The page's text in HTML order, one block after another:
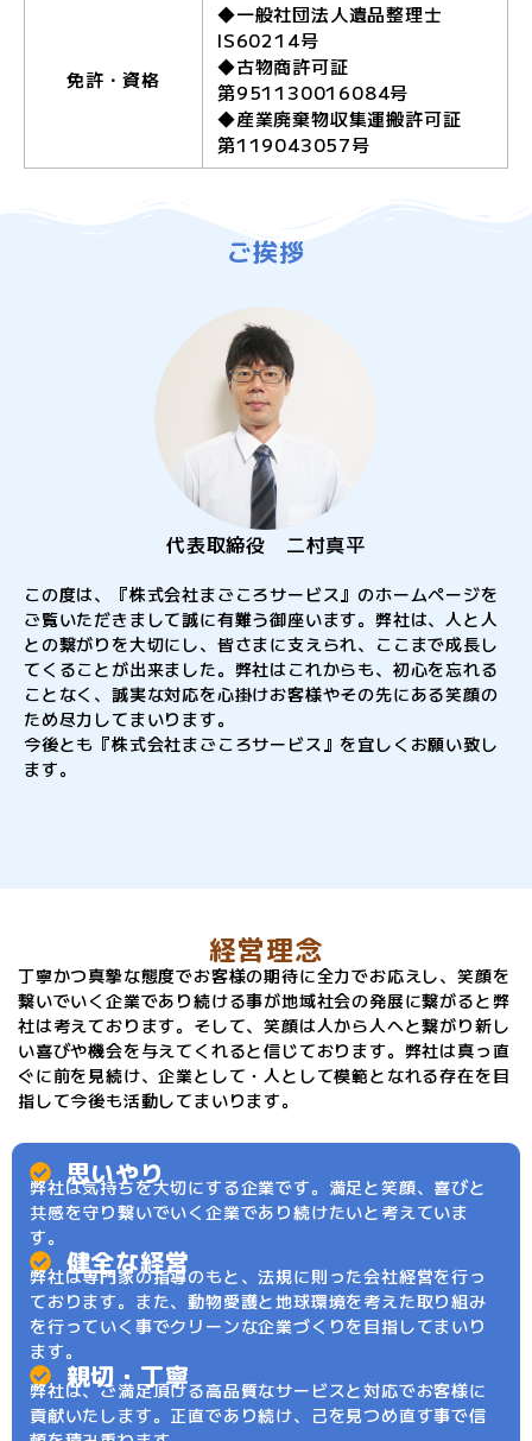
免許・資格
◆一般社団法人遺品整理士
IS60214号
◆古物商許可証
第951130016084号
◆産業廃棄物収集運搬許可証
第119043057号
ご挨拶
この度は、『株式会社まごころサービス』のホームページを
ご覧いただきまして誠に有難う御座います。弊社は、人と人
との繋がりを大切にし、皆さまに支えられ、ここまで成長し
てくることが出来ました。弊社はこれからも、初心を忘れる
ことなく、誠実な対応を心掛けお客様やその先にある笑顔の
ため尽力してまいります。
今後とも『株式会社まごころサービス』を宜しくお願い致し
ます。
代表取締役 二村真平
経営理念
丁寧かつ真摯な態度でお客様の期待に全力でお応えし、笑顔を
繋いでいく企業であり続ける事が地域社会の発展に繋がると弊
社は考えております。そして、笑顔は人から人へと繋がり新し
い喜びや機会を与えてくれると信じております。弊社は真っ直
ぐに前を見続け、企業として・人として模範となれる存在を目
指して今後も活動してまいります。
思いやり
弊社は気持ちを大切にする企業です。満足と笑顔、喜びと
共感を守り繋いでいく企業であり続けたいと考えていま
す。
健全な経営
弊社は専門家の指導のもと、法規に則った会社経営を行っ
ております。また、動物愛護と地球環境を考えた取り組み
を行っていく事でクリーンな企業づくりを目指してまいり
ます。
親切・丁寧
弊社は、ご満足頂ける高品質なサービスと対応でお客様に
貢献いたします。正直であり続け、己を見つめ直す事で信